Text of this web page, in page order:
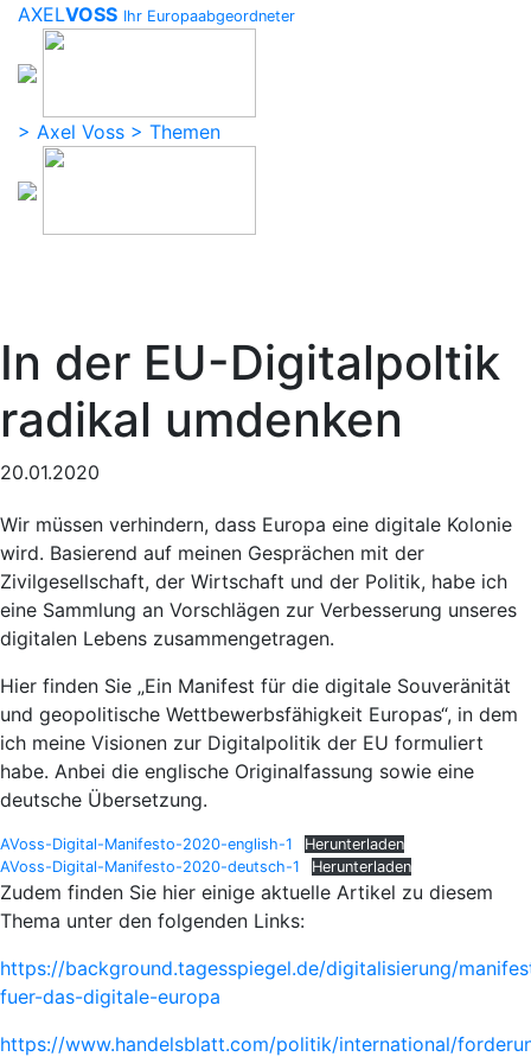
AXELVOSS Ihr Europaabgeordneter
> Axel Voss > Themen
In der EU-Digitalpoltik
radikal umdenken
20.01.2020
Wir müssen verhindern, dass Europa eine digitale Kolonie
wird. Basierend auf meinen Gesprächen mit der
Zivilgesellschaft, der Wirtschaft und der Politik, habe ich
eine Sammlung an Vorschlägen zur Verbesserung unseres
digitalen Lebens zusammengetragen.
Hier finden Sie „Ein Manifest für die digitale Souveränität
und geopolitische Wettbewerbsfähigkeit Europas“, in dem
ich meine Visionen zur Digitalpolitik der EU formuliert
habe. Anbei die englische Originalfassung sowie eine
deutsche Übersetzung.
AVoss-Digital-Manifesto-2020-english-1
Herunterladen
AVoss-Digital-Manifesto-2020-deutsch-1
Herunterladen
Zudem finden Sie hier einige aktuelle Artikel zu diesem
Thema unter den folgenden Links:
https://background.tagesspiegel.de/digitalisierung/
fuer-das-digitale-europa
https://www.handelsblatt.com/politik/international/